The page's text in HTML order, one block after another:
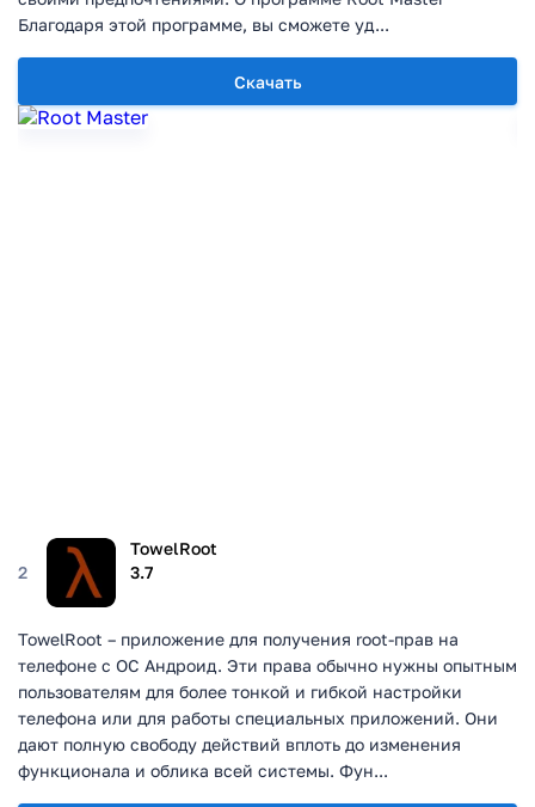
Скачать
Благодаря этой программе, вы сможете уд...
2
TowelRoot
3.7
TowelRoot – приложение для получения root-прав на
телефоне с ОС Андроид. Эти права обычно нужны опытным
пользователям для более тонкой и гибкой настройки
телефона или для работы специальных приложений. Они
дают полную свободу действий вплоть до изменения
функционала и облика всей системы. Фун...